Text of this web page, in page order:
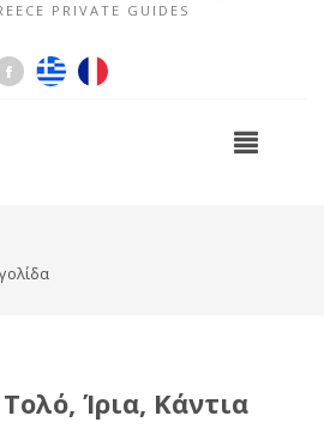
PRIVATE GUIDES
Ίρια, Κάντια